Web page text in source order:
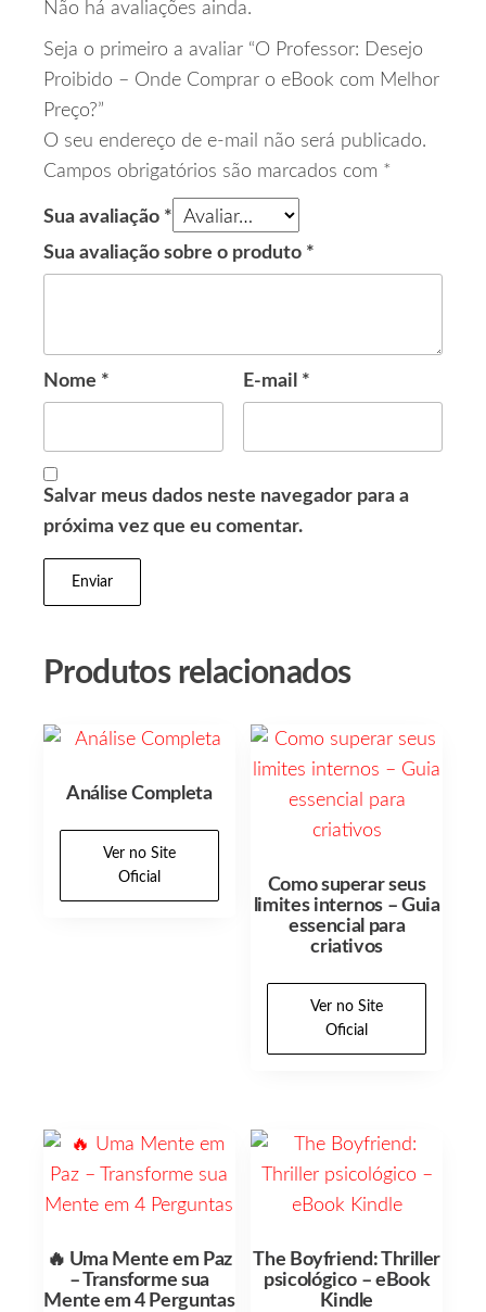
Não há avaliações ainda.
Seja o primeiro a avaliar “O Professor: Desejo
Proibido – Onde Comprar o eBook com Melhor
Preço?”
O seu endereço de e-mail não será publicado.
Campos obrigatórios são marcados com *
Sua avaliação *
Sua avaliação sobre o produto *
Nome * E-mail *
Salvar meus dados neste navegador para a
próxima vez que eu comentar.
Produtos relacionados
Análise Completa
Ver no Site
Oficial
Como superar seus
limites internos – Guia
essencial para
criativos
Ver no Site
Oficial
🔥 Uma Mente em Paz
– Transforme sua
Mente em 4 Perguntas
The Boyfriend: Thriller
psicológico – eBook
Kindle